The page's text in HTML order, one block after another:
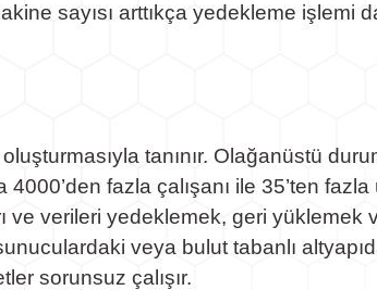
sayısı arttıkça yedekleme işlemi
tanınır. Olağanüstü
fazla çalışanı ile 35’ten
verileri yedeklemek, geri yüklemek
veya bulut tabanlı
sorunsuz çalışır.